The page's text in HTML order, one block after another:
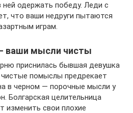
одержать победу. Леди с
что ваши недруги пытаются
играм.
ваши мысли чисты
приснилась бывшая девушка
помыслы предрекает
в черном — порочные мысли у
Болгарская целительница
изменить свои плохие